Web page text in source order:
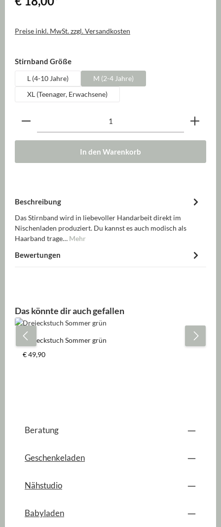
Preise inkl. MwSt. zzgl. Versandkosten
Stirnband Größeauswählen
L (4-10 Jahre)
M (2-4 Jahre)
XL (Teenager, Erwachsene)
Produkt Anzahl: Gib den gewünschten Wert ein
In den Warenkorb
Beschreibung
Das Stirnband wird in liebevoller Handarbeit direkt im
Nischenladen produziert. Du kannst es auch modisch als
Haarband trage… Mehr
Bewertungen
Produktgalerie überspringen
Das könnte dir auch gefallen
Dreieckstuch Sommer grün
Regulärer Preis:
€ 49,90
Beratung
Geschenkeladen
Nähstudio
Babyladen